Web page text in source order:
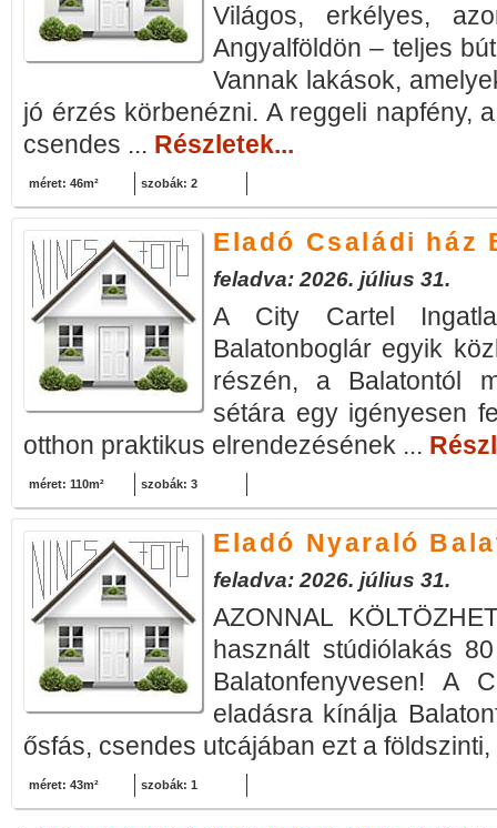
Világos, erkélyes,
Angyalföldön – teljes
Vannak lakások,
jó érzés körbenézni. A reggeli napfény,
csendes ... Részletek...
méret: 46m² szobák: 2
Eladó Családi ház
feladva: 2026. július 31.
A City Cartel
Balatonboglár egyik
részén, a Balatontól
sétára egy igényesen
otthon praktikus elrendezésének ...
méret: 110m² szobák: 3
Eladó Nyaraló
feladva: 2026. július 31.
AZONNAL
használt stúdiólakás
Balatonfenyvesen! A
eladásra kínálja
ősfás, csendes utcájában ezt a
méret: 43m² szobák: 1